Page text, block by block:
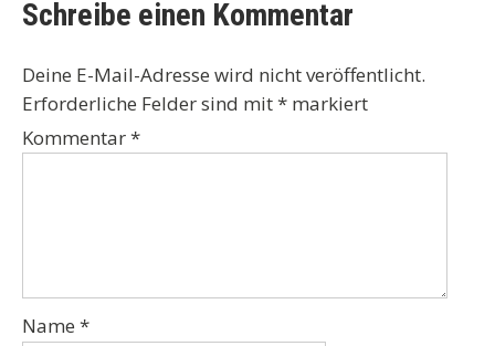
Schreibe einen Kommentar
Deine E-Mail-Adresse wird nicht veröffentlicht.
Erforderliche Felder sind mit* markiert
Kommentar*
Name *